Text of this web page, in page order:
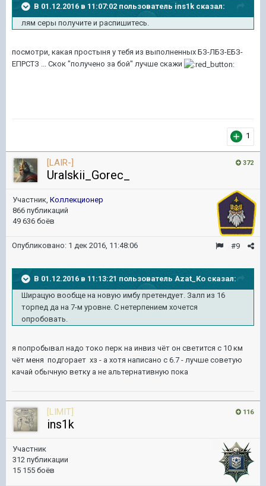
В 01.12.2016 в 11:07:02 пользователь ins1k сказал:
лям серы получите и распишитесь.
посмотри, какая простыня у тебя из выполненных БЗ-ЛБЗ-ЕБЗ-
ЕПРСТЗ ... Скок "получено за бой" лучше скажи
1
372
[LAIR-]
Uralskii_Gorec_
Участник, Коллекционер
866 публикаций
49 636 боёв
#9
Опубликовано: 1 дек 2016, 11:48:06
В 01.12.2016 в 11:13:21 пользователь Azat_Ko сказал:
Ширацую вообще на новую имбу претендует. Залп из 16
торпед да на 7-м уровне. С нетерпением хочется
опробовать.
я попробывал надо токо перк на инвиз чёт он светится с 10 км
чёт меня подгорает хз - а хотя написано с 6.7 - лучше советую
качай обычную ветку а не альтернативную пока
116
[LIMIT]
ins1k
Участник
312 публикации
15 155 боёв